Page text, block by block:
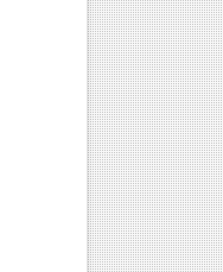
நியமனம் - அரசாணை
Govt Standing